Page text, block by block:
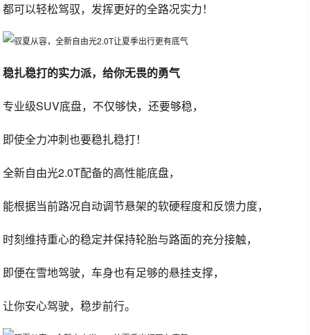
都可以轻松驾驭，发挥更好的全路况实力！
稳扎稳打的实力派，给你无畏的勇气
专业级SUV底盘，不仅够快，还要够稳，
即使全力冲刺也要稳扎稳打！
全新自由光2.0T配备的高性能底盘，
能根据当前路况自动调节悬架的软硬程度和反馈力度，
时刻维持重心的稳定并保持轮胎与路面的充分接触，
即便在雪地驾驶，车身也有足够的悬挂支撑，
让你安心驾驶，稳步前行。